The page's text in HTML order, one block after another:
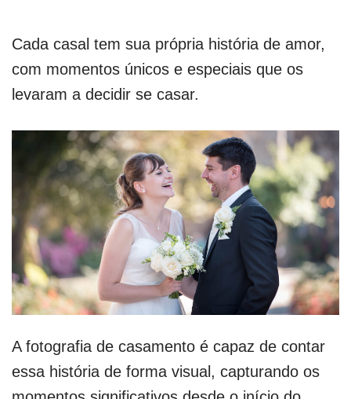
Cada casal tem sua própria história de amor,
com momentos únicos e especiais que os
levaram a decidir se casar.
A fotografia de casamento é capaz de contar
essa história de forma visual, capturando os